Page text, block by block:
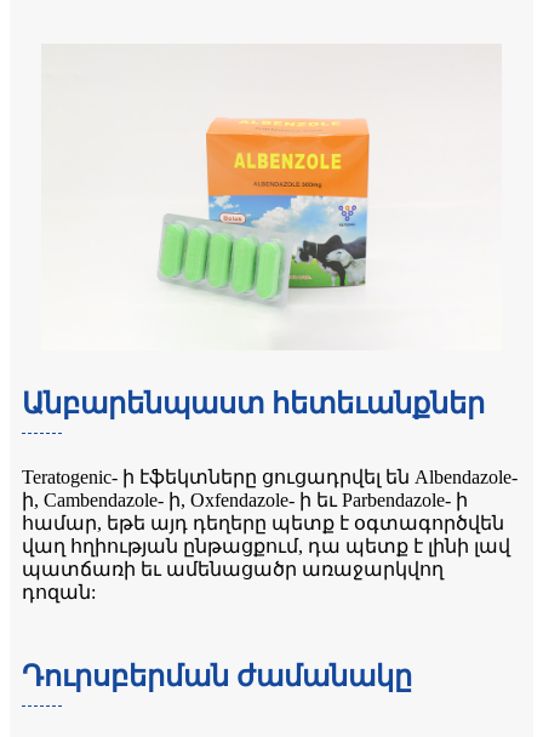
Անբարենպաստ հետեւանքներ
Teratogenic- ի էֆեկտները ցուցադրվել են Albendazole-
ի, Cambendazole- ի, Oxfendazole- ի եւ Parbendazole- ի
համար, եթե այդ դեղերը պետք է օգտագործվեն
վաղ հղիության ընթացքում, դա պետք է լինի լավ
պատճառի եւ ամենացածր առաջարկվող
դոզան:
Դուրսբերման ժամանակը